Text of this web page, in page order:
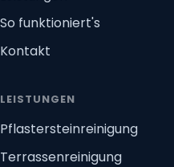
So funktioniert's
Kontakt
LEISTUNGEN
Pflastersteinreinigung
Terrassenreinigung